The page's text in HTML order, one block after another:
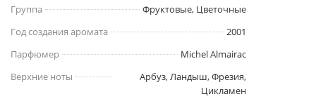
Группа
Фруктовые, Цветочные
Год создания аромата
2001
Парфюмер
Michel Almairac
Верхние ноты
Арбуз, Ландыш, Фрезия,
Цикламен